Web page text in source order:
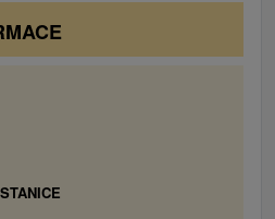
WiFi. Kuchynský kút:
kanvica, dvojplatnička,
sedenie. Obývacia
gauč, krb, CD. Kúpeľňa s
umývadlo, sprchovací kút.